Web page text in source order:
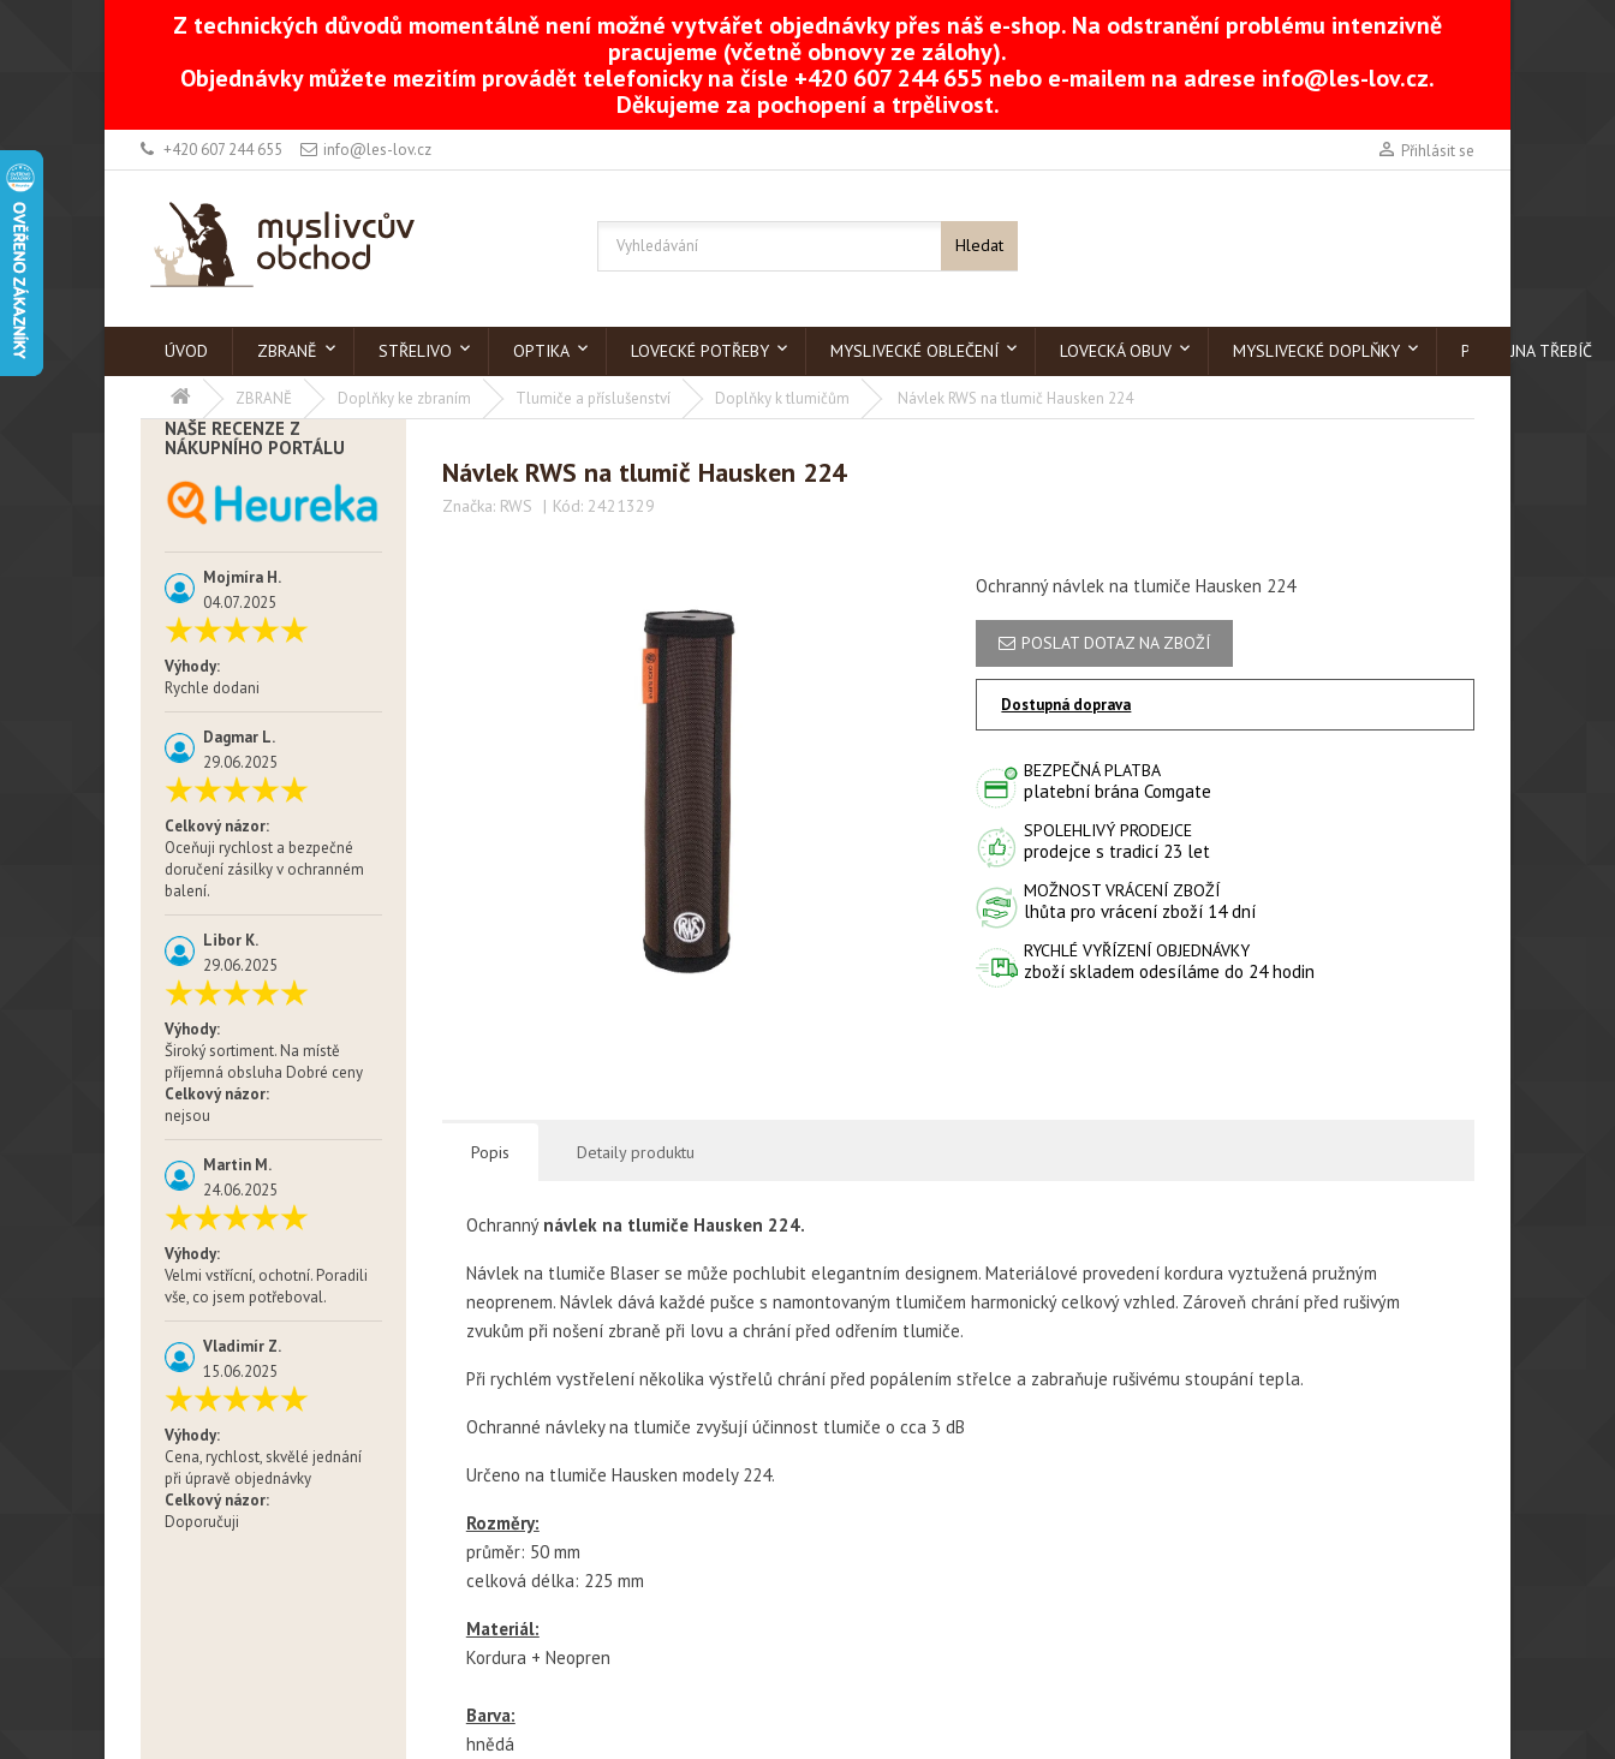
Z technických důvodů momentálně není možné vytvářet objednávky přes náš e-shop. Na odstranění problému intenzivně
pracujeme (včetně obnovy ze zálohy).
Objednávky můžete mezitím provádět telefonicky na čísle +420 607 244 655 nebo e-mailem na adrese info@les-lov.cz.
Děkujeme za pochopení a trpělivost.
+420 607 244 655 info@les-lov.cz  Přihlásit se
Hledat
ÚVOD ZBRANĚ STŘELIVO OPTIKA LOVECKÉ POTŘEBY MYSLIVECKÉ OBLEČENÍ LOVECKÁ OBUV MYSLIVECKÉ DOPLŇKY PRODEJNA TŘEBÍČ
ZBRANĚ Doplňky ke zbraním Tlumiče a příslušenství Doplňky k tlumičům Návlek RWS na tlumič Hausken 224
NAŠE RECENZE Z
NÁKUPNÍHO PORTÁLU
Mojmíra H.
04.07.2025
Výhody:
Rychle dodani
Dagmar L.
29.06.2025
Celkový názor:
Oceňuji rychlost a bezpečné
doručení zásilky v ochranném
balení.
Libor K.
29.06.2025
Výhody:
Široký sortiment. Na místě
příjemná obsluha Dobré ceny
Celkový názor:
nejsou
Martin M.
24.06.2025
Výhody:
Velmi vstřícní, ochotní. Poradili
vše, co jsem potřeboval.
Vladimír Z.
15.06.2025
Výhody:
Cena, rychlost, skvělé jednání
při úpravě objednávky
Celkový názor:
Doporučuji
Návlek RWS na tlumič Hausken 224
Značka: RWS Kód: 2421329
Ochranný návlek na tlumiče Hausken 224
POSLAT DOTAZ NA ZBOŽÍ
Dostupná doprava
BEZPEČNÁ PLATBA
platební brána Comgate
SPOLEHLIVÝ PRODEJCE
prodejce s tradicí 23 let
MOŽNOST VRÁCENÍ ZBOŽÍ
lhůta pro vrácení zboží 14 dní
RYCHLÉ VYŘÍZENÍ OBJEDNÁVKY
zboží skladem odesíláme do 24 hodin
Popis Detaily produktu
Ochranný návlek na tlumiče Hausken 224.
Návlek na tlumiče Blaser se může pochlubit elegantním designem. Materiálové provedení kordura vyztužená pružným
neoprenem. Návlek dává každé pušce s namontovaným tlumičem harmonický celkový vzhled. Zároveň chrání před rušivým
zvukům při nošení zbraně při lovu a chrání před odřením tlumiče.
Při rychlém vystřelení několika výstřelů chrání před popálením střelce a zabraňuje rušivému stoupání tepla.
Ochranné návleky na tlumiče zvyšují účinnost tlumiče o cca 3 dB
Určeno na tlumiče Hausken modely 224.
Rozměry:
průměr: 50 mm
celková délka: 225 mm
Materiál:
Kordura + Neopren
Barva:
hnědá